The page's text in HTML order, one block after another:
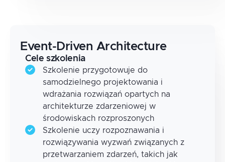
Event-Driven Architecture
Cele szkolenia
Szkolenie przygotowuje do
samodzielnego projektowania i
wdrażania rozwiązań opartych na
architekturze zdarzeniowej w
środowiskach rozproszonych
Szkolenie uczy rozpoznawania i
rozwiązywania wyzwań związanych z
przetwarzaniem zdarzeń, takich jak